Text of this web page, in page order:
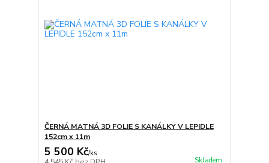
ČERNÁ MATNÁ 3D FOLIE S KANÁLKY V LEPIDLE
152cm x 11m
5 500 Kč/ks
Skladem